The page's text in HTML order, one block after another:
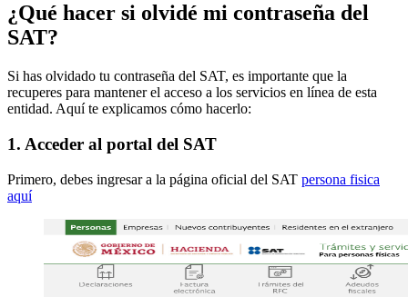
¿Qué hacer si olvidé mi contraseña del
SAT?
Si has olvidado tu contraseña del SAT, es importante que la
recuperes para mantener el acceso a los servicios en línea de esta
entidad. Aquí te explicamos cómo hacerlo:
1. Acceder al portal del SAT
Primero, debes ingresar a la página oficial del SAT persona fisica
aquí